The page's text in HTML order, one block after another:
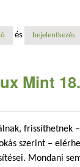
és bejelentkezés
Mint
frissíthetnek
szerint –
Mondani